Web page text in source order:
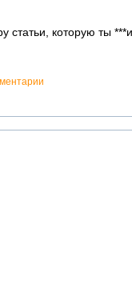
статьи, которую ты